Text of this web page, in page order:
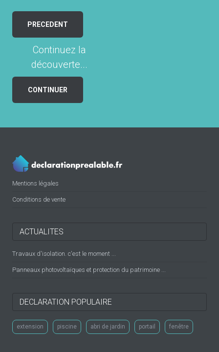
PRECEDENT
Continuez la
découverte...
CONTINUER
Mentions légales
Conditions de vente
ACTUALITES
Travaux d'isolation. c'est le moment ...
Panneaux photovoltaïques et protection du patrimoine ...
DECLARATION POPULAIRE
extension piscine abri de jardin portail fenêtre